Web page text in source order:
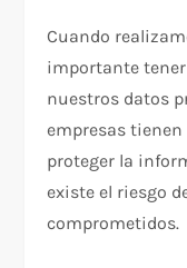
Cuando
importante
nuestros datos
empresas
proteger la
existe el riesgo
comprometidos.